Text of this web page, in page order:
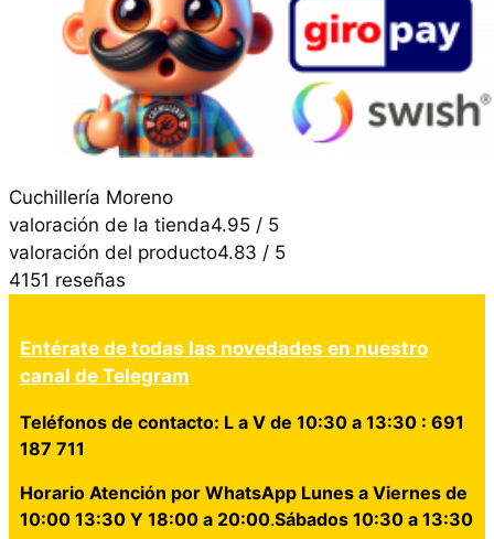
Cuchillería Moreno
valoración de la tienda4.95 / 5
valoración del producto4.83 / 5
4151 reseñas
Entérate de todas las novedades en nuestro
canal de Telegram
Teléfonos de contacto: L a V de 10:30 a 13:30 : 691
187 711
Horario Atención por WhatsApp Lunes a Viernes de
10:00 13:30 Y 18:00 a 20:00.Sábados 10:30 a 13:30